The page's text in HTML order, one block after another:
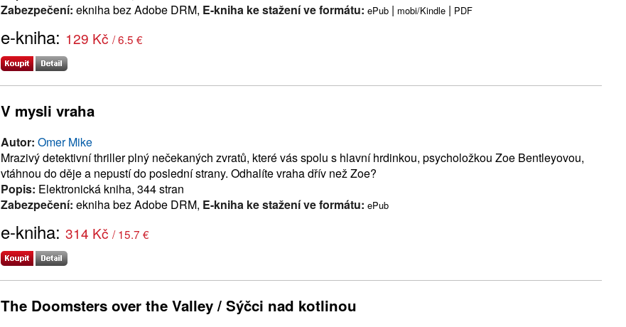
Zabezpečení: ekniha bez Adobe DRM, E-kniha ke stažení ve formátu: ePub | mobi/Kindle | PDF
e-kniha: 129 Kč / 6.5 €
V mysli vraha
Autor: Omer Mike
Mrazivý detektivní thriller plný nečekaných zvratů, které vás spolu s hlavní hrdinkou, psycholožkou Zoe Bentleyovou,
vtáhnou do děje a nepustí do poslední strany. Odhalíte vraha dřív než Zoe?
Popis: Elektronická kniha, 344 stran
Zabezpečení: ekniha bez Adobe DRM, E-kniha ke stažení ve formátu: ePub
e-kniha: 314 Kč / 15.7 €
The Doomsters over the Valley / Sýčci nad kotlinou